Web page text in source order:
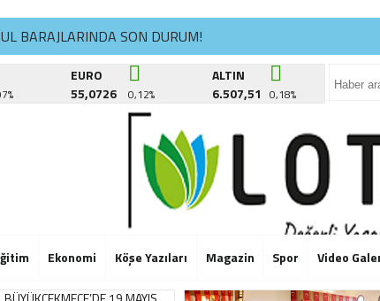
BARAJLARINDA SON DURUM!
KÜLTÜR YOLCULUĞU DEVAM EDİYOR
DERNEĞİ’NDE İSİM KRİZİ BÜYÜYOR: “TEPECİK’İ
BARAJLARINDA SON DURUM!
KÜLTÜR YOLCULUĞU DEVAM EDİYOR
DERNEĞİ’NDE İSİM KRİZİ BÜYÜYOR: “TEPECİK’İ
EURO
55,0726
0,12%
ALTIN
6.507,51 0,18%
Ekonomi Köşe Yazıları Magazin Spor Video